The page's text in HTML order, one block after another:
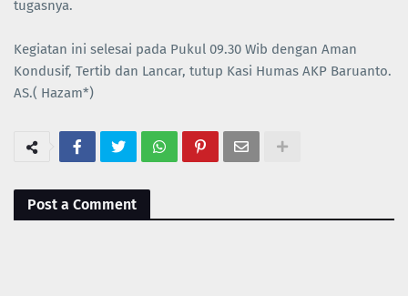
tugasnya.
Kegiatan ini selesai pada Pukul 09.30 Wib dengan Aman
Kondusif, Tertib dan Lancar, tutup Kasi Humas AKP Baruanto.
AS.( Hazam*)
Post a Comment